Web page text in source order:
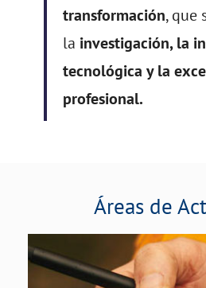
transformación, que
la investigación, la
tecnológica y la
profesional.
Áreas de